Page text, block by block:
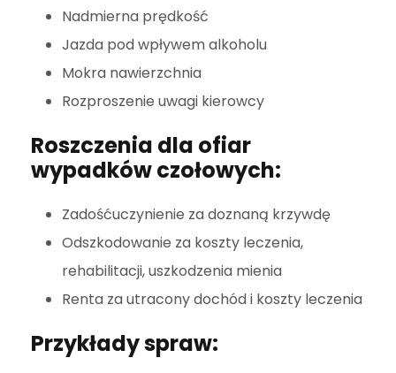
Nadmierna prędkość
Jazda pod wpływem alkoholu
Mokra nawierzchnia
Rozproszenie uwagi kierowcy
Roszczenia dla ofiar
wypadków czołowych:
Zadośćuczynienie za doznaną krzywdę
Odszkodowanie za koszty leczenia,
rehabilitacji, uszkodzenia mienia
Renta za utracony dochód i koszty leczenia
Przykłady spraw: